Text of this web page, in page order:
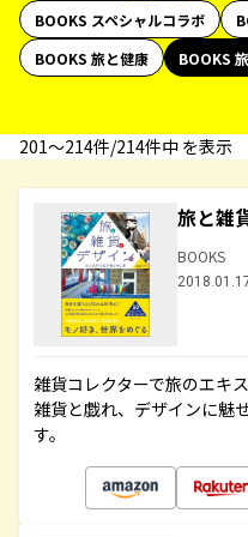
BOOKS スペシャルコラボ
BOOKS 旅と健康
BOOKS
201〜214件/214件中 を表示
旅と雑
BOOKS
雑貨コレクターで旅のエキ
雑貨と戯れ、デザインに魅
す。